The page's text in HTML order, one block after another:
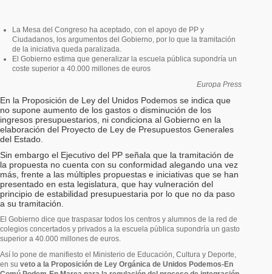
La Mesa del Congreso ha aceptado, con el apoyo de PP y
Ciudadanos, los argumentos del Gobierno, por lo que la tramitación
de la iniciativa queda paralizada.
El Gobierno estima que generalizar la escuela pública supondría un
coste superior a 40.000 millones de euros
Europa Press
En la Proposición de Ley del Unidos Podemos se indica que
no supone aumento de los gastos o disminución de los
ingresos presupuestarios, ni condiciona al Gobierno en la
elaboración del Proyecto de Ley de Presupuestos Generales
del Estado.
Sin embargo el Ejecutivo del PP señala que la tramitación de
la propuesta no cuenta con su conformidad alegando una vez
más, frente a las múltiples propuestas e iniciativas que se han
presentado en esta legislatura, que hay vulneración del
principio de estabilidad presupuestaria por lo que no da paso
a su tramitación.
El Gobierno dice que traspasar todos los centros y alumnos de la red de
colegios concertados y privados a la escuela pública supondría un gasto
superior a 40.000 millones de euros.
Así lo pone de manifiesto el Ministerio de Educación, Cultura y Deporte,
en su veto a la Proposición de Ley Orgánica de Unidos Podemos-En